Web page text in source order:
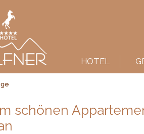
CONTENT
CONTENT
HOTEL
schönen